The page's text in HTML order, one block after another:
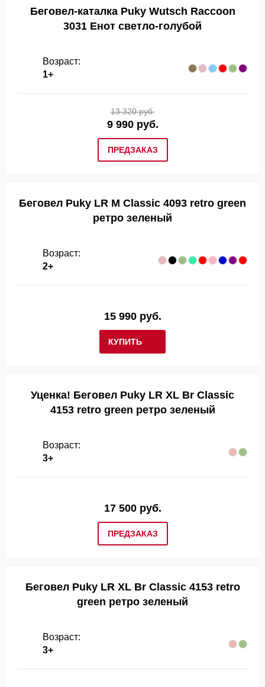
Беговел-каталка Puky Wutsch Raccoon
3031 Енот светло-голубой
Возраст:
1+
ПРЕДЗАКАЗ
13 320 руб.
9 990 руб.
Беговел Puky LR M Classic 4093 retro green
ретро зеленый
Возраст:
2+
КУПИТЬ
15 990 руб.
Уценка! Беговел Puky LR XL Br Classic
4153 retro green ретро зеленый
Возраст:
3+
ПРЕДЗАКАЗ
17 500 руб.
Беговел Puky LR XL Br Classic 4153 retro
green ретро зеленый
Возраст:
3+